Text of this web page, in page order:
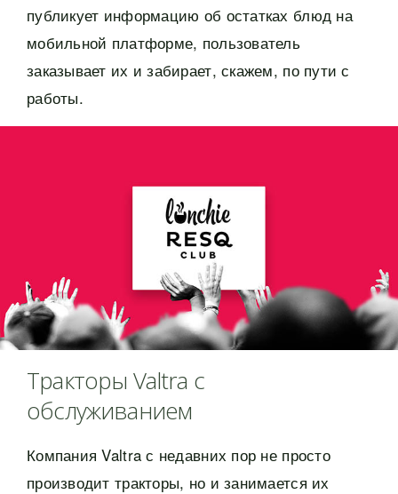
публикует информацию об остатках блюд на
мобильной платформе, пользователь
заказывает их и забирает, скажем, по пути с
работы.
Тракторы Valtra с
обслуживанием
Компания Valtra с недавних пор не просто
производит тракторы, но и занимается их